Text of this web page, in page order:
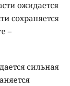
ожидается
сохраняется
–
сильная